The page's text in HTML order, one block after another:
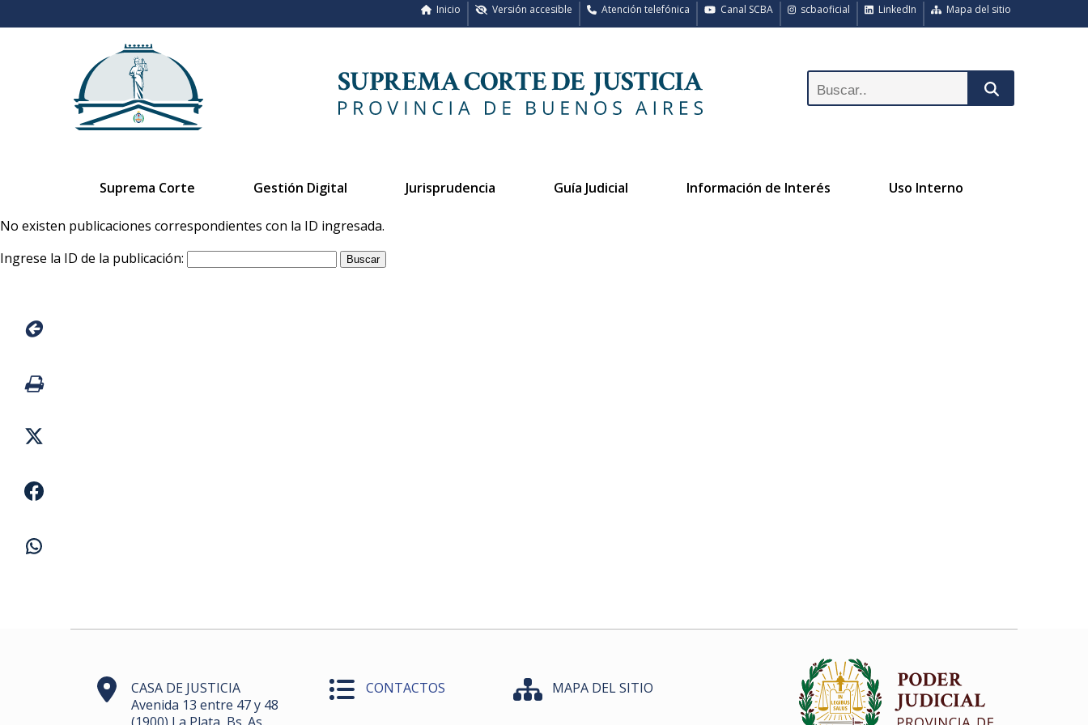
Mapa del sitio
LinkedIn
scbaoficial
Canal SCBA
Atención telefónica
Versión accesible
Inicio
Suprema Corte Gestión Digital Jurisprudencia Guía Judicial Información de Interés Uso Interno
No existen publicaciones correspondientes con la ID ingresada.
Ingrese la ID de la publicación:
CASA DE JUSTICIA
Avenida 13 entre 47 y 48
CONTACTOS MAPA DEL SITIO